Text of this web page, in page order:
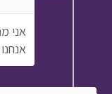
אני